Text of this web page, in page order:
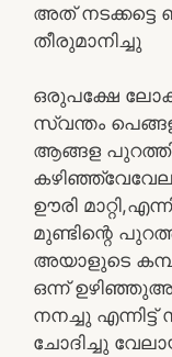
അത്
തീരുമാനിച്ചു
ഒരുപക്ഷേ
സ്വന്തം
ആങ്ങള
ഊരി
മുണ്ടിന്റെ
അയാളുടെ
ഒന്ന്
നനച്ചു
ചോദിച്ചു